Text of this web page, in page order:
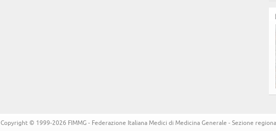
Copyright © 1999-2026 FIMMG - Federazione Italiana Medici di Medicina Generale - Sezione